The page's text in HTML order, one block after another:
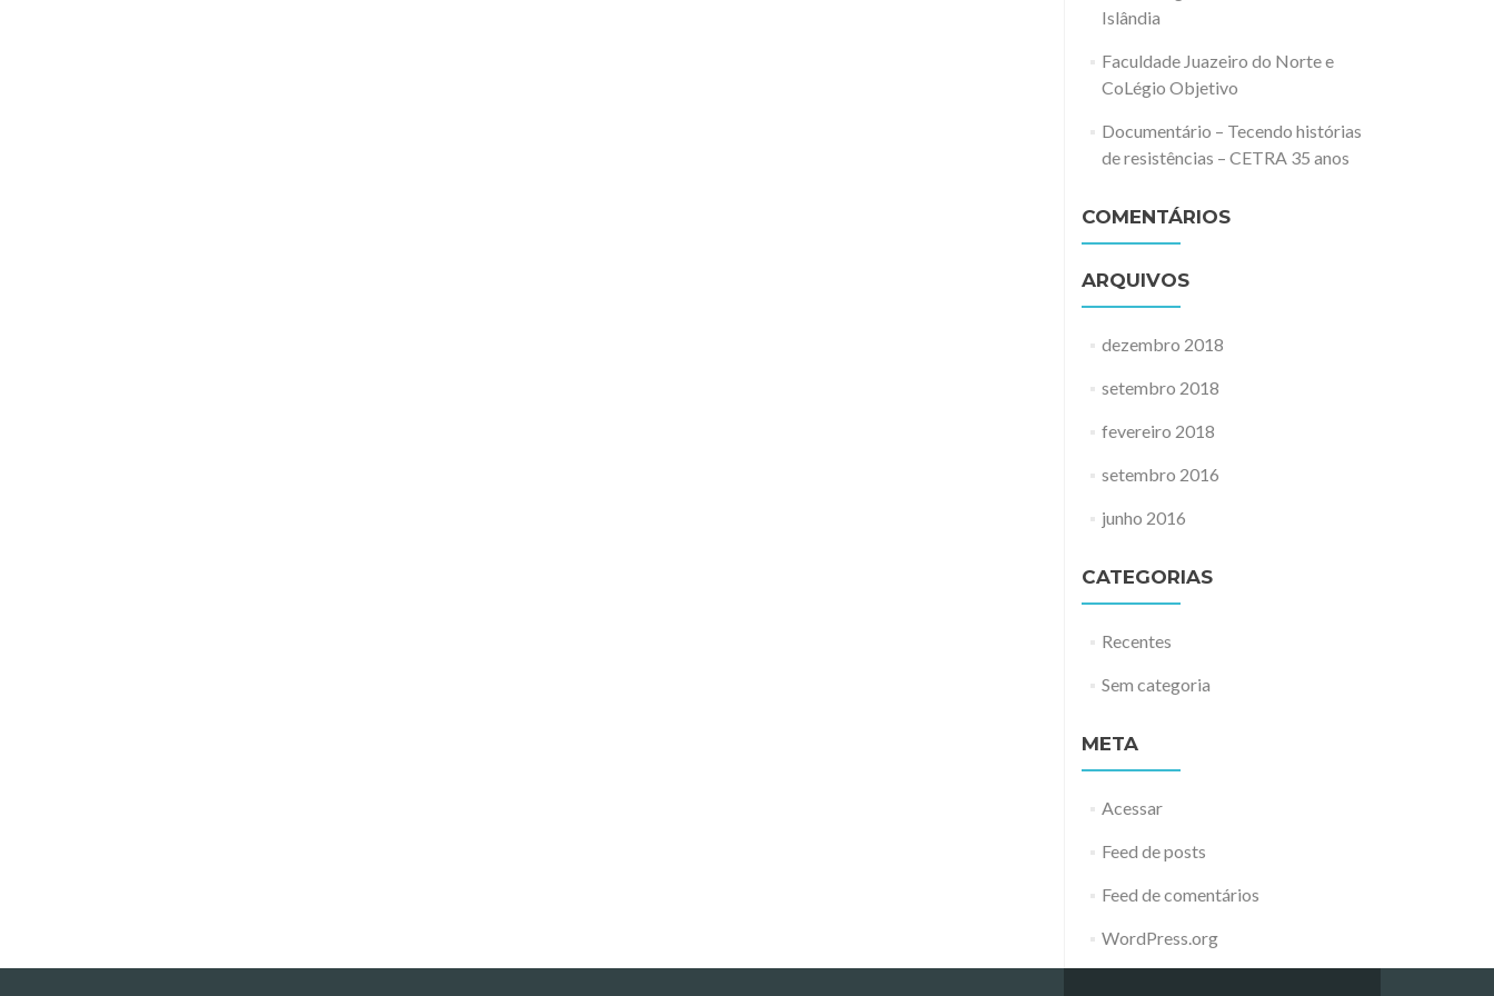
Islândia
Faculdade Juazeiro do Norte e
CoLégio Objetivo
Documentário – Tecendo histórias
de resistências – CETRA 35 anos
COMENTÁRIOS
ARQUIVOS
dezembro 2018
setembro 2018
fevereiro 2018
setembro 2016
junho 2016
CATEGORIAS
Recentes
Sem categoria
META
Acessar
Feed de posts
Feed de comentários
WordPress.org